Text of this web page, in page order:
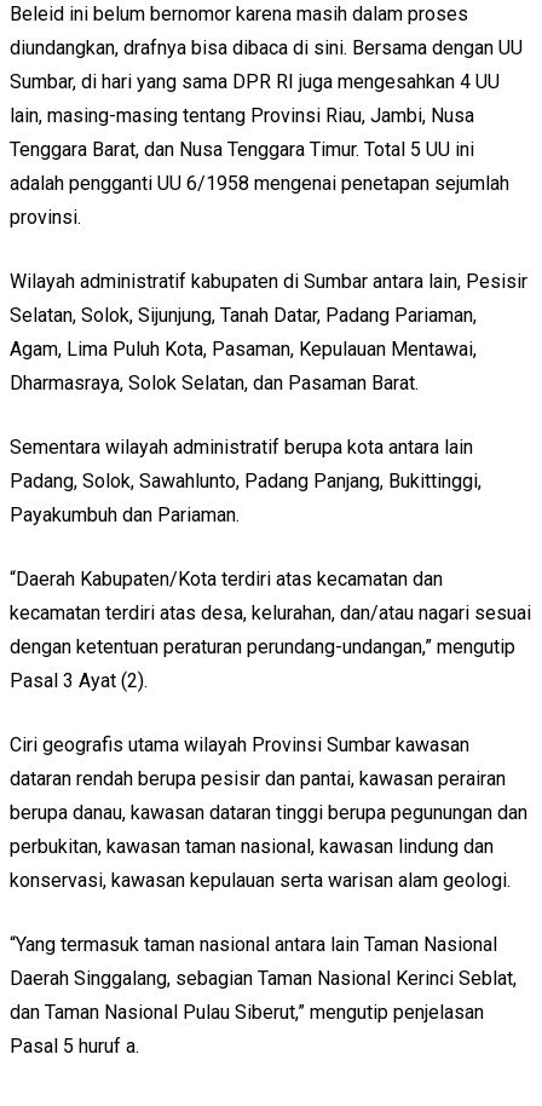
Beleid ini belum bernomor karena masih dalam proses
diundangkan, drafnya bisa dibaca di sini. Bersama dengan UU
Sumbar, di hari yang sama DPR RI juga mengesahkan 4 UU
lain, masing-masing tentang Provinsi Riau, Jambi, Nusa
Tenggara Barat, dan Nusa Tenggara Timur. Total 5 UU ini
adalah pengganti UU 6/1958 mengenai penetapan sejumlah
provinsi.
Wilayah administratif kabupaten di Sumbar antara lain, Pesisir
Selatan, Solok, Sijunjung, Tanah Datar, Padang Pariaman,
Agam, Lima Puluh Kota, Pasaman, Kepulauan Mentawai,
Dharmasraya, Solok Selatan, dan Pasaman Barat.
Sementara wilayah administratif berupa kota antara lain
Padang, Solok, Sawahlunto, Padang Panjang, Bukittinggi,
Payakumbuh dan Pariaman.
“Daerah Kabupaten/Kota terdiri atas kecamatan dan
kecamatan terdiri atas desa, kelurahan, dan/atau nagari sesuai
dengan ketentuan peraturan perundang-undangan,” mengutip
Pasal 3 Ayat (2).
Ciri geografis utama wilayah Provinsi Sumbar kawasan
dataran rendah berupa pesisir dan pantai, kawasan perairan
berupa danau, kawasan dataran tinggi berupa pegunungan dan
perbukitan, kawasan taman nasional, kawasan lindung dan
konservasi, kawasan kepulauan serta warisan alam geologi.
“Yang termasuk taman nasional antara lain Taman Nasional
Daerah Singgalang, sebagian Taman Nasional Kerinci Seblat,
dan Taman Nasional Pulau Siberut,” mengutip penjelasan
Pasal 5 huruf a.